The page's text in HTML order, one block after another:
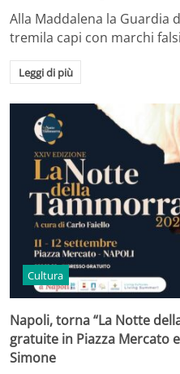
Alla Maddalena la Guardia
tremila capi con marchi
Leggi di più
Cultura
Napoli, torna “La Notte
gratuite in Piazza Mercato
Simone